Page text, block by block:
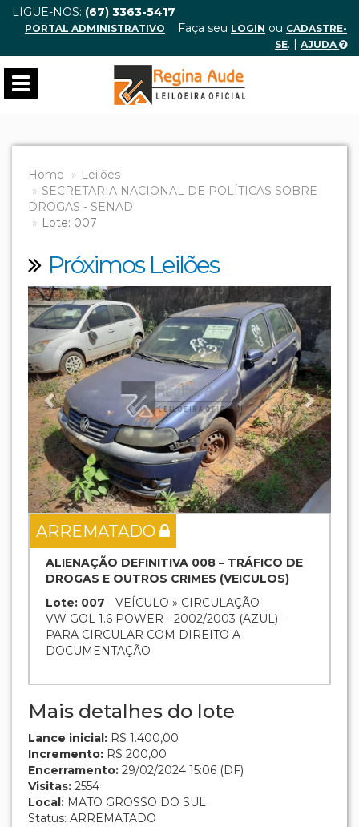
LIGUE-NOS: (67) 3363-5417
PORTAL ADMINISTRATIVO Faça seu LOGIN ou CADASTRE-
SE. | AJUDA
Toggle
navigation
Home
Leilões
SECRETARIA NACIONAL DE POLÍTICAS SOBRE
DROGAS - SENAD
Lote: 007
Próximos Leilões
Previous Next
ARREMATADO
ALIENAÇÃO DEFINITIVA 008 – TRÁFICO DE
DROGAS E OUTROS CRIMES (VEICULOS)
Lote: 007 - VEÍCULO » CIRCULAÇÃO
VW GOL 1.6 POWER - 2002/2003 (AZUL) -
PARA CIRCULAR COM DIREITO A
DOCUMENTAÇÃO
Mais detalhes do lote
Lance inicial: R$ 1.400,00
Incremento: R$ 200,00
Encerramento: 29/02/2024 15:06 (DF)
Visitas: 2554
Local: MATO GROSSO DO SUL
Status: ARREMATADO